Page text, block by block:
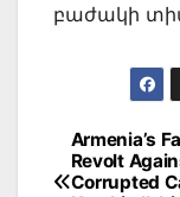
բաժակի
Post
Armenia’s
Revolt
Corrupted